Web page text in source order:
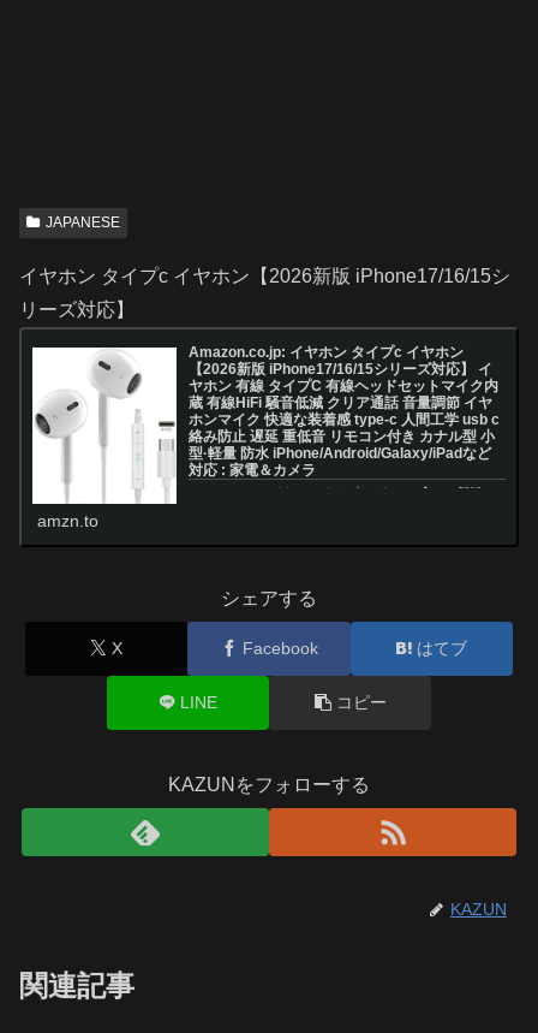
JAPANESE
イヤホン タイプc イヤホン【2026新版 iPhone17/16/15シ
リーズ対応】
Amazon.co.jp: イヤホン タイプc イヤホン
【2026新版 iPhone17/16/15シリーズ対応】 イ
ヤホン 有線 タイプC 有線ヘッドセットマイク内
蔵 有線HiFi 騒音低減 クリア通話 音量調節 イヤ
ホンマイク 快適な装着感 type-c 人間工学 usb c
絡み防止 遅延 重低音 リモコン付き カナル型 小
型·軽量 防水 iPhone/Android/Galaxy/iPadなど
対応 : 家電＆カメラ
Amazon.co.jp: イヤホン タイプc イヤホン【2026新版
amzn.to
シェアする
X Facebook はてブ
LINE コピー
KAZUNをフォローする
KAZUN
関連記事